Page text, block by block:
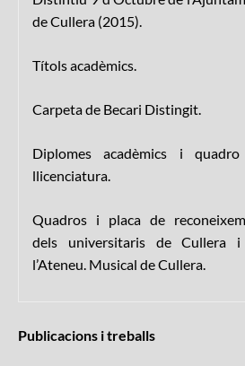
de Cullera (2015).
Títols acadèmics.
Carpeta de Becari Distingit.
Diplomes acadèmics i
llicenciatura.
Quadros i placa de
dels universitaris de Cullera
l’Ateneu. Musical de Cullera.
Publicacions i treballs